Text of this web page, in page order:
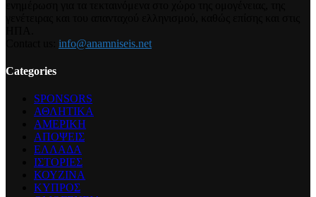
info@anamniseis.net
Categories
SPONSORS
ΑΘΛΗΤΙΚΑ
ΑΜΕΡΙΚΗ
ΑΠΟΨΕΙΣ
ΕΛΛΑΔΑ
ΙΣΤΟΡΙΕΣ
ΚΟΥΖΙΝΑ
ΚΥΠΡΟΣ